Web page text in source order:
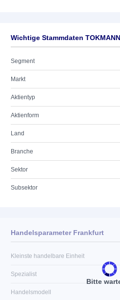
Wichtige Stammdaten
Segment
Markt
Aktientyp
Aktienform
Land
Branche
Sektor
Subsektor
Bitte
Handelsparameter Frankfurt
Kleinste handelbare Einheit
Spezialist
Handelsmodell